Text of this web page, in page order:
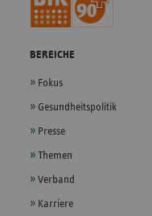
BEREICHE
Fokus
Gesundheitspolitik
Presse
Themen
Verband
Karriere